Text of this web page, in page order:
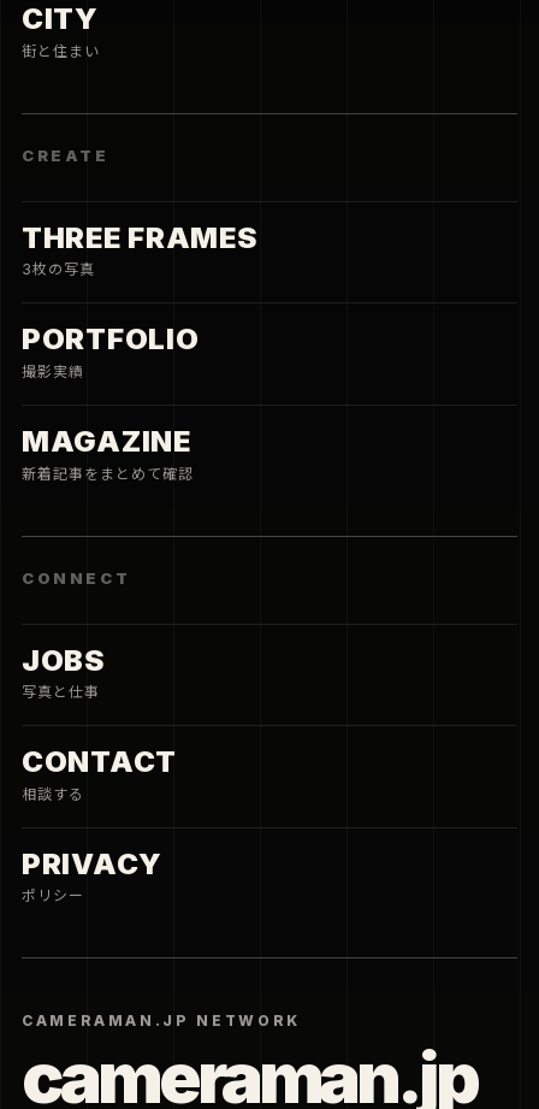
CAMERAMAN.JP NETWORK
cameraman.jp
CITY
街と住まい
CREATE
THREE FRAMES
3枚の写真
PORTFOLIO
撮影実績
MAGAZINE
新着記事をまとめて確認
CONNECT
JOBS
写真と仕事
CONTACT
相談する
PRIVACY
ポリシー